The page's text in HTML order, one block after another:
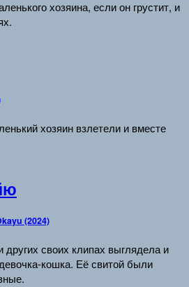
хозяина, если он грустит, и
хозяин взлетели и вместе
(2024)
других своих клипах выглядела и
кошка. Её свитой были